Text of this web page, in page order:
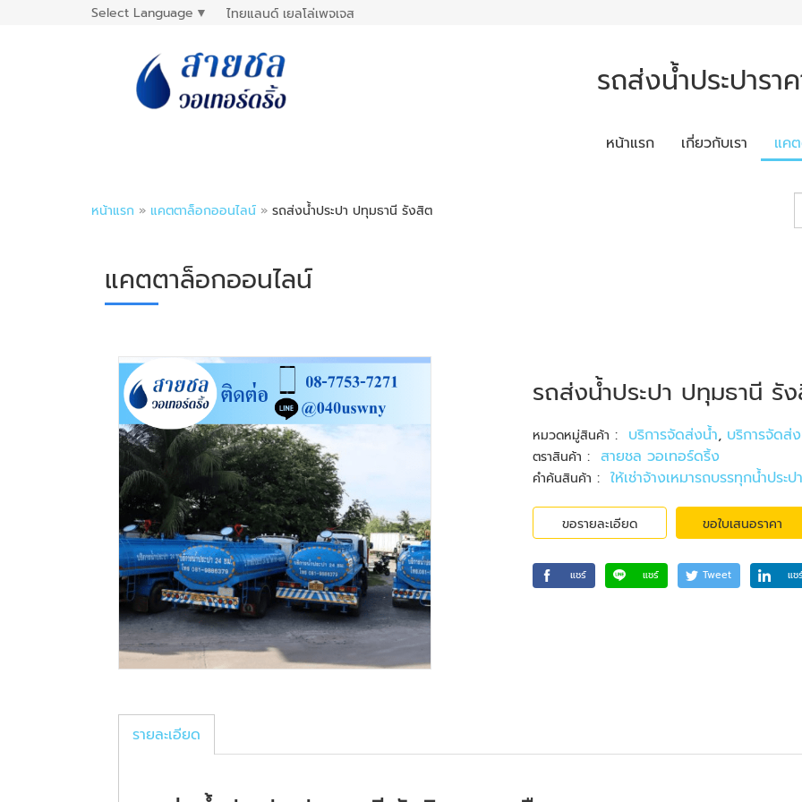
Select Language ▼ ไทยแลนด์ เยลโล่เพจเจส
รถส่งน้ำประปาร
หน้าแรก เกี่ยวกับเรา แค
หน้าแรก » แคตตาล็อกออนไลน์ » รถส่งน้ำประปา ปทุมธานี รังสิต
แคตตาล็อกออนไลน์
รถส่งน้ำประปา ปทุมธานี รั
หมวดหมู่สินค้า : บริการจัดส่งน้ำ, บริการจัดส่
ตราสินค้า : สายชล วอเทอร์ดริ้ง
คำค้นสินค้า : ให้เช่าจ้างเหมารถบรรทุกน้ำประปา
ขอรายละเอียด ขอใบเสนอราคา
แชร์ แชร์ Tweet แช
รายละเอียด